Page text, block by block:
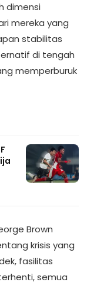
dimensi
mereka yang
stabilitas
di tengah
memperburuk
Brown
krisis yang
fasilitas
semua